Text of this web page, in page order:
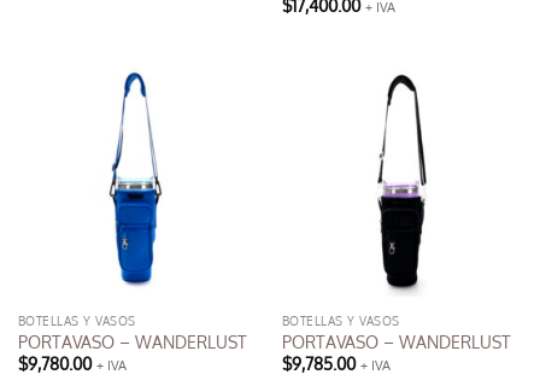
$17,400.00 + IVA
página
de
producto
BOTELLAS Y VASOS
PORTAVASO – WANDERLUST
$9,780.00 + IVA
BOTELLAS Y VASOS
PORTAVASO – WANDERLUST
$9,785.00 + IVA